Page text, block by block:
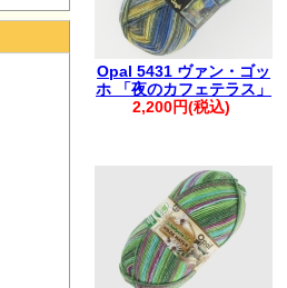
。.。:+* ゜ ゜
Opal 5431 ヴァン・ゴッ
ホ 「夜のカフェテラス」
2,200円(税込)